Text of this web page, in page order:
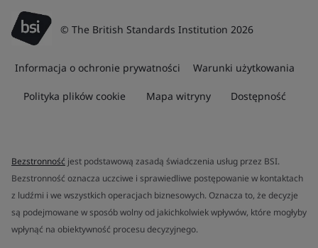
© The British Standards Institution 2026
Informacja o ochronie prywatności Warunki użytkowania
Polityka plików cookie Mapa witryny Dostępność
Bezstronność jest podstawową zasadą świadczenia usług przez BSI.
Bezstronność oznacza uczciwe i sprawiedliwe postępowanie w kontaktach
z ludźmi i we wszystkich operacjach biznesowych. Oznacza to, że decyzje
są podejmowane w sposób wolny od jakichkolwiek wpływów, które mogłyby
wpłynąć na obiektywność procesu decyzyjnego.